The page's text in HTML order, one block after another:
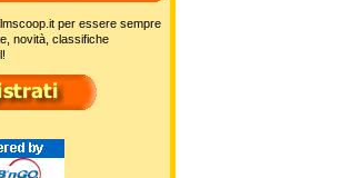
per essere sempre
novità, classifiche